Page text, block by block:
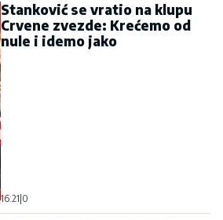
Stanković se vratio na klupu
Crvene zvezde: Krećemo od
nule i idemo jako
16:21 0